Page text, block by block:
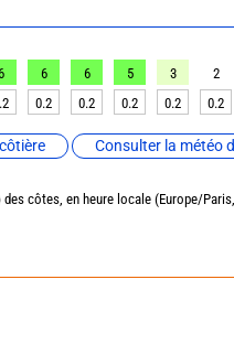
Consulter la météo
6 6 5 3 2
0.2 0.2 0.2 0.2 0.2
côtes, en heure locale (Europe/